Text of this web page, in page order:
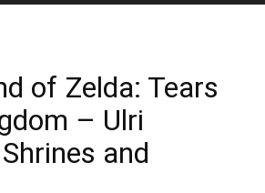
of Zelda: Tears
– Ulri
and